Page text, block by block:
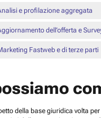
e profilazione aggregata
dell’offerta e
Fastweb e di terze parti
della base giuridica volta